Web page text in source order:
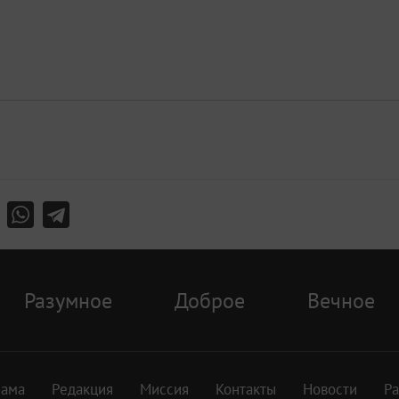
Разумное Доброе Вечное
Редакция Миссия Контакты Новости